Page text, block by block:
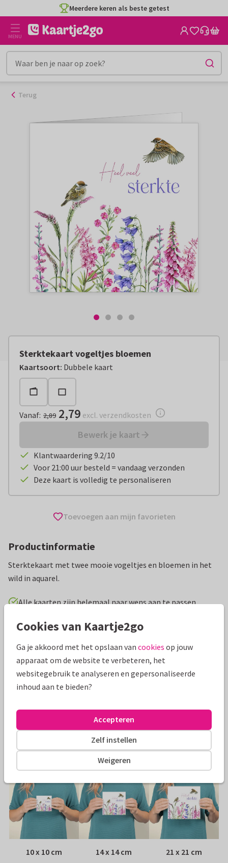
naar
inhoud
Meerdere keren als beste getest
MENU
Terug
Sterktekaart vogeltjes bloemen
Kaartsoort: Dubbele kaart
Vanaf:€ 2,79 excl. verzendkosten
Vanaf: 2,89 2,79 excl. verzendkosten
Bewerk je kaart
Klantwaardering 9.2/10
Voor 21:00 uur besteld = vandaag verzonden
Deze kaart is volledig te personaliseren
Toevoegen aan mijn favorieten
Productinformatie
Sterktekaart met twee mooie vogeltjes en bloemen in het
wild in aquarel.
Alle kaarten zijn helemaal naar wens aan te passen
Sterkte kaarten Geertje Burgers
Specificaties bij deze kaart
Papiersoort: Kies uit 6 luxe papiersoorten
Envelop: Witte vensterenvelop
Adres: Achterop de kaart
Formaten
10 x 10 cm 14 x 14 cm 21 x 21 cm
Cookies van Kaartje2go
Ga je akkoord met het opslaan van cookies op jouw
apparaat om de website te verbeteren, het
websitegebruik te analyseren en gepersonaliseerde
inhoud aan te bieden?
Weigeren
Zelf instellen
Accepteren